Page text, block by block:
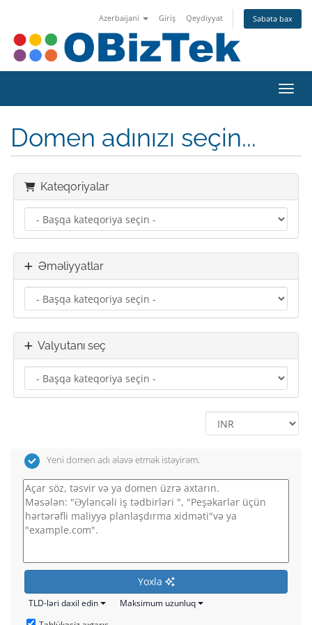
Azerbaijani Giriş Qeydiyyat Səbətə bax
Domen adınızı seçin...
Kateqoriyalar
Əməliyyatlar
Valyutanı seç
Yeni domen adı əlavə etmək istəyirəm.
Yoxla
TLD-ləri daxil edin
Maksimum uzunluq